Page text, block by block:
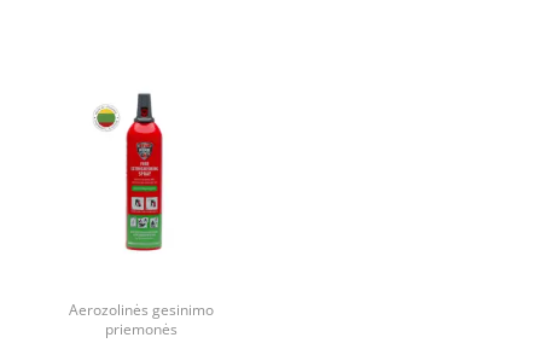
Aerozolinės gesinimo
priemonės
was:
€28.00.